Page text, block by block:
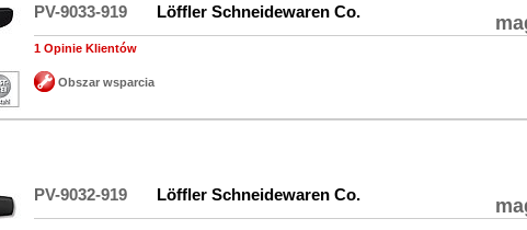
PV-9033-919 Löffler Schneidewaren Co.
1 Opinie Klientów
Obszar wsparcia
PV-9032-919 Löffler Schneidewaren Co.